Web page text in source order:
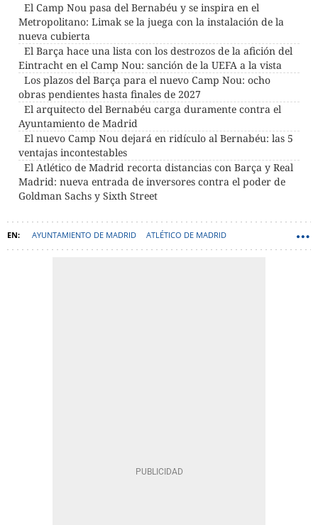
El Camp Nou pasa del Bernabéu y se inspira en el
Metropolitano: Limak se la juega con la instalación de la
nueva cubierta
El Barça hace una lista con los destrozos de la afición del
Eintracht en el Camp Nou: sanción de la UEFA a la vista
Los plazos del Barça para el nuevo Camp Nou: ocho
obras pendientes hasta finales de 2027
El arquitecto del Bernabéu carga duramente contra el
Ayuntamiento de Madrid
El nuevo Camp Nou dejará en ridículo al Bernabéu: las 5
ventajas incontestables
El Atlético de Madrid recorta distancias con Barça y Real
Madrid: nueva entrada de inversores contra el poder de
Goldman Sachs y Sixth Street
AYUNTAMIENTO DE MADRID ATLÉTICO DE MADRID